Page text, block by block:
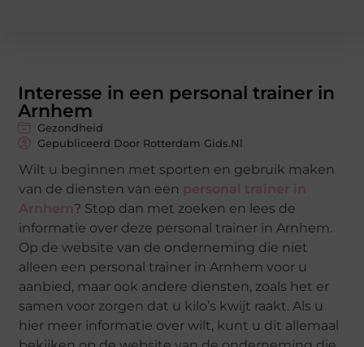
Interesse in een personal trainer in
Arnhem
Gezondheid
Gepubliceerd Door Rotterdam Gids.nl
Wilt u beginnen met sporten en gebruik maken
van de diensten van een personal trainer in
Arnhem? Stop dan met zoeken en lees de
informatie over deze personal trainer in Arnhem.
Op de website van de onderneming die niet
alleen een personal trainer in Arnhem voor u
aanbied, maar ook andere diensten, zoals het er
samen voor zorgen dat u kilo’s kwijt raakt. Als u
hier meer informatie over wilt, kunt u dit allemaal